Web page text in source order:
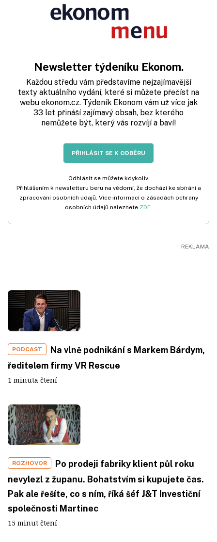
Newsletter týdeníku Ekonom.
Každou středu vám představíme nejzajímavější
texty aktuálního vydání, které si můžete přečíst na
webu ekonom.cz. Týdeník Ekonom vám už více jak
33 let přináší zajímavý obsah, bez kterého
nemůžete být, který vás rozvíjí a baví!
PŘIHLÁSIT SE K ODBĚRU
Odhlásit se můžete kdykoliv.
Přihlášením k newsletteru beru na vědomí, že dochází ke sbírání a
zpracování osobních údajů. Více informací o zásadách ochrany
osobních údajů naleznete ZDE.
PODCAST
Na vlně podnikání s Markem Bárdym,
ředitelem firmy VR Rescue
1 minuta čtení
ROZHOVOR
Po prodeji fabriky klient půl roku
nevylezl z županu. Bohatstvím si kupujete čas.
Pak ale řešíte, co s ním, říká šéf J&T Investiční
společnosti Martinec
15 minut čtení